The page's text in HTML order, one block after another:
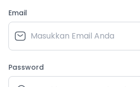
Email
Password